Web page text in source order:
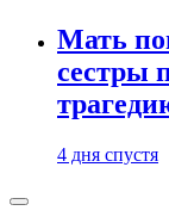
Мать
сестры
4 дня спустя